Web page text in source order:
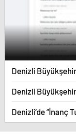
Denizli
Denizli
Denizli’de “İnanç